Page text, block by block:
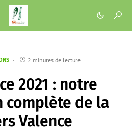
2 minutes de lecture
2021 : notre
complète de la
Valence